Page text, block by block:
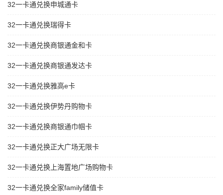
32一卡通兑换申城通卡
32一卡通兑换瑞得卡
32一卡通兑换商银通金和卡
32一卡通兑换商银通发达卡
32一卡通兑换雅高e卡
32一卡通兑换伊势丹购物卡
32一卡通兑换商银通巾帼卡
32一卡通兑换正大广场无限卡
32一卡通兑换上海置地广场购物卡
32一卡通兑换全家family储值卡